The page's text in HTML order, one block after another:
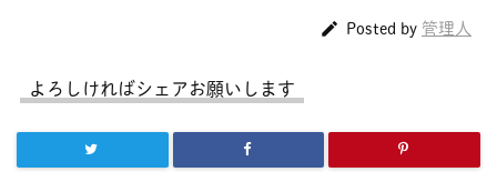
 Posted by 管理人
よろしければシェアお願いします